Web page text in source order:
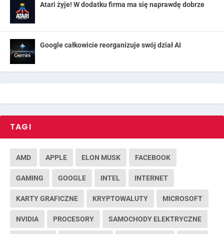
Atari żyje! W dodatku firma ma się naprawdę dobrze
Google całkowicie reorganizuje swój dział AI
TAGI
AMD APPLE ELON MUSK FACEBOOK
GAMING GOOGLE INTEL INTERNET
KARTY GRAFICZNE KRYPTOWALUTY MICROSOFT
NVIDIA PROCESORY SAMOCHODY ELEKTRYCZNE